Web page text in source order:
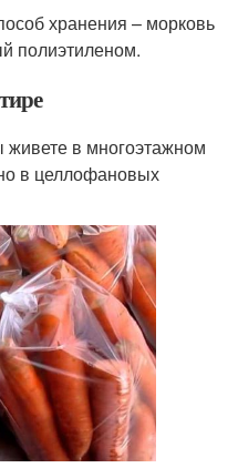
хранения – морковь
полиэтиленом.
живете в многоэтажном
в целлофановых